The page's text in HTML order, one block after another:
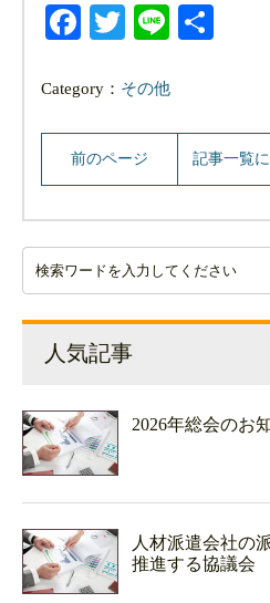
Facebook
Twitter
Line
Category： その他
前のページ 記事一覧
人気記事
2026年総会のお
人材派遣会社の
推進する協議会